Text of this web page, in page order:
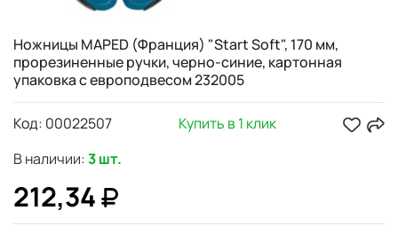
Ножницы MAPED (Франция) "Start Soft", 170 мм,
прорезиненные ручки, черно-синие, картонная
упаковка с европодвесом 232005
В наличии:3 шт.
212,34
Код: 00022507 Купить в 1 клик